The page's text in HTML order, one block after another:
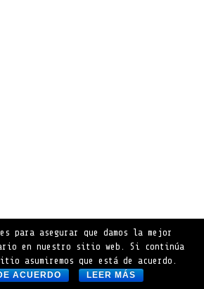
para asegurar que damos la mejor
en nuestro sitio web. Si continúa
asumiremos que está de acuerdo.
ACUERDO LEER MÁS